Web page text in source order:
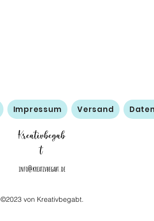
Impressum Versand
Kreativbegab
t
info@kreativbegabt.de
©2023 von Kreativbegabt.